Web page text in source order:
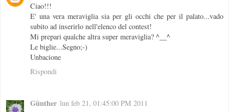
Ciao!!!
E' una vera meraviglia sia per gli occhi che per il palato...vado
subito ad inserirlo nell'elenco del contest!
Mi prepari qualche altra super meraviglia? ^__^
Le biglie...Segno;-)
Unbacione
Rispondi
Günther lun feb 21, 01:45:00 PM 2011